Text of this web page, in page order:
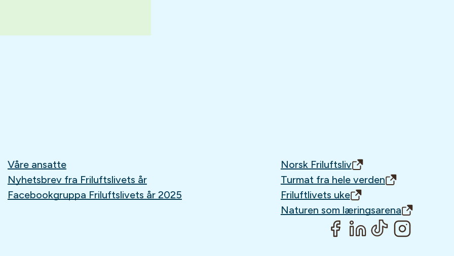
Våre ansatte
Nyhetsbrev fra Friluftslivets år
Facebookgruppa Friluftslivets år 2025
Norsk Friluftsliv
Turmat fra hele verden
Friluftlivets uke
Naturen som læringsarena